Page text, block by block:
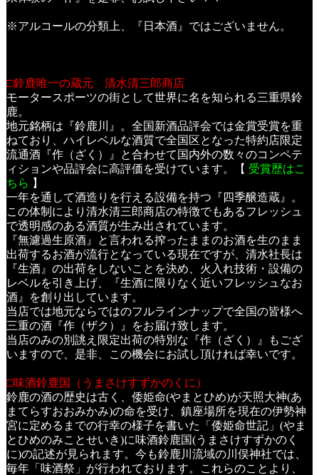
※アルコールの分類上、『日本酒』ではございません。
□鈴鹿唯一の蔵元 清水清三郎商店
モータースポーツの街として世界に名を知られる三重県鈴
鹿。
地元銘柄は『鈴鹿川』。全国新酒品評会では金賞受賞を重
ねており、ハイレベルな酒質で全国区となった特約店限定
流通酒『作（ざく）』と合わせて国内外の数々のコンペテ
ィションや品評会に高評価を受けています。【 受賞歴はこ
ちら 】
一年を通して酒造りを行える設備を持つ『四季醸造蔵』。
この体制により清水清三郎商店の特徴でもあるフレッシュ
で透明感のある酒質が生み出されています。
『無濾過生原酒』と言われる搾ったままのお酒を生のまま
出荷するお酒が流行となっている現在ですが、清水社長は
『生酒』の出荷をしないことを決め、火入れ技術・設備の
レベルを引き上げ、『生酒に限りなく近いフレッシュなお
酒』を創り出しています。
当店では地元ならではのフルラインナップで全国の皆様へ
三重の酒『作（ザク）』をお届け致します。
当店のみの別誂え限定出荷の特別な『作（ざく）』もござ
いますので、是非、この機会にお試し頂ければ幸いです。
□味酒鈴鹿国（うまさけすずかのくに）
鈴鹿の酒の歴史は古く、倭姫命(やまとひめ)が天照大神(あ
まてらすおおみかみ)の命を受け、鎮座場所を現在の伊勢神
宮に定めるまでの行幸の様子を書いた「倭姫命世記」(やま
とひめのみことせいき)に味酒鈴鹿国(うまさけすずかのく
に)の記述が見られます。今も鈴鹿川流域の川俣神社では、
毎年「味酒祭」が行われております。これらのことより、